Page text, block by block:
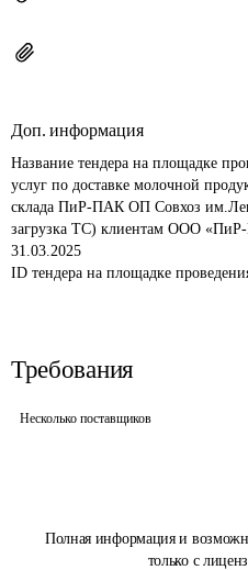
Полная информация и
только с
Доп. информация
Название тендера на площадке
услуг по доставке молочной
склада ПиР-ПАК ОП Совхоз
загрузка ТС) клиентам ООО
31.03.2025
ID тендера на площадке
Требования
Несколько поставщиков